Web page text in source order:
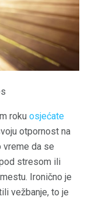
roku osjećate
otpornost na
vreme da se
stresom ili
Ironično je
vežbanje, to je